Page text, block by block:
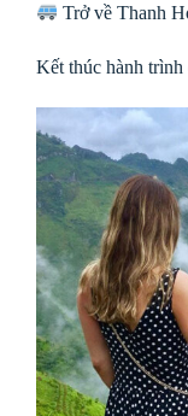
Trở về Thanh
Kết thúc hành trình